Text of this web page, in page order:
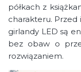
półkach z
charakteru. Przed
girlandy LED są
bez obaw o
rozwiązaniem.